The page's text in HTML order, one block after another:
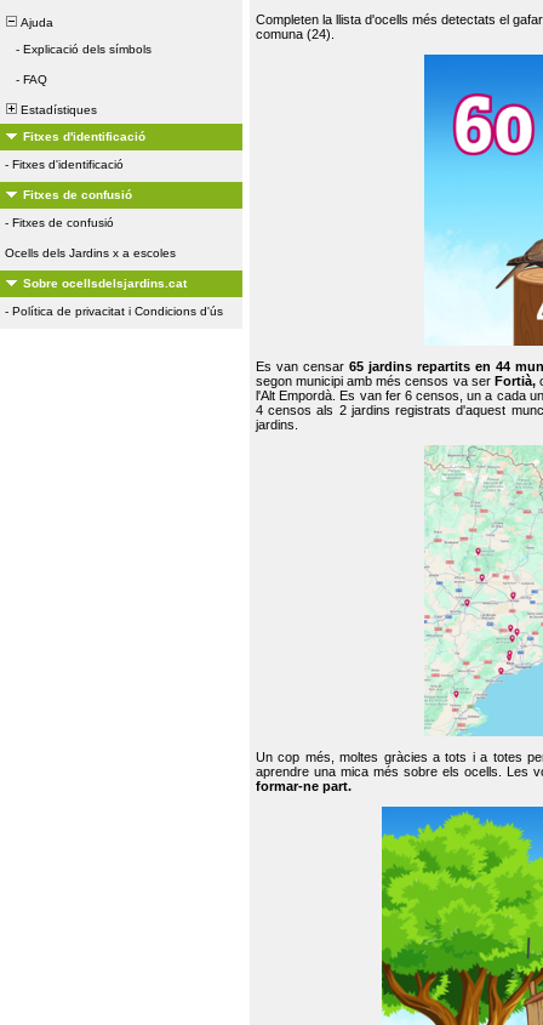
Ajuda
- Explicació dels símbols
- FAQ
Estadístiques
Fitxes d'identificació
- Fitxes d'identificació
Fitxes de confusió
- Fitxes de confusió
Ocells dels Jardins x a escoles
Sobre ocellsdelsjardins.cat
- Política de privacitat i Condicions d'ús
Completen la llista d'ocells més detectats el
comuna (24).
Es van censar65 jardins repartits en 44
segon municipi amb més censos va ser Fortià,
l'Alt Empordà. Es van fer 6 censos, un a cada
4 censos als 2 jardins registrats d'aquest
jardins.
Un cop més, moltes gràcies a tots i a totes
aprendre una mica més sobre els ocells. Les
formar-ne part.